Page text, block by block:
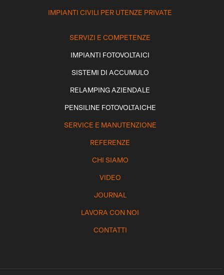
IMPIANTI CIVILI PER UTENZE PRIVATE
SERVIZI E COMPETENZE
IMPIANTI FOTOVOLTAICI
SISTEMI DI ACCUMULO
RELAMPING AZIENDALE
PENSILINE FOTOVOLTAICHE
SERVICE E MANUTENZIONE
REFERENZE
CHI SIAMO
VIDEO
JOURNAL
LAVORA CON NOI
CONTATTI